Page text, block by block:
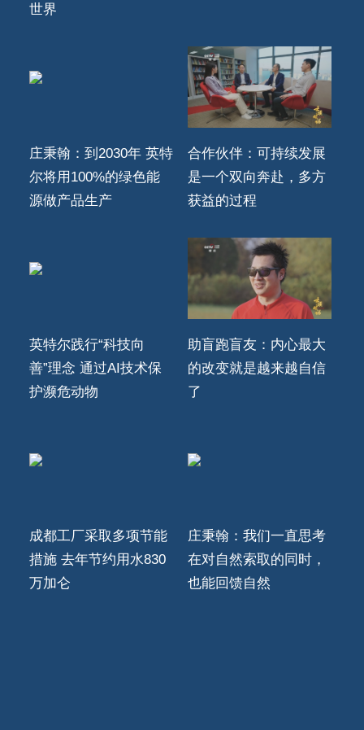
世界
庄秉翰：到2030年 英特
尔将用100%的绿色能
源做产品生产
合作伙伴：可持续发展
是一个双向奔赴，多方
获益的过程
英特尔践行“科技向
善”理念 通过AI技术保
护濒危动物
助盲跑盲友：内心最大
的改变就是越来越自信
了
成都工厂采取多项节能
措施 去年节约用水830
万加仑
庄秉翰：我们一直思考
在对自然索取的同时，
也能回馈自然